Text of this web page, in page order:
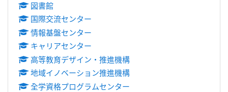
図書館
国際交流センター
情報基盤センター
キャリアセンター
高等教育デザイン・推進機構
地域イノベーション推進機構
全学資格プログラムセンター